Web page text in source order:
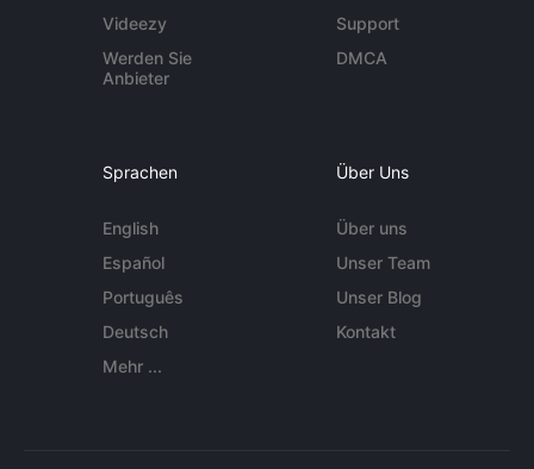
Videezy
Werden Sie
Anbieter
Support
DMCA
Sprachen
English
Español
Português
Deutsch
Mehr ...
Über Uns
Über uns
Unser Team
Unser Blog
Kontakt